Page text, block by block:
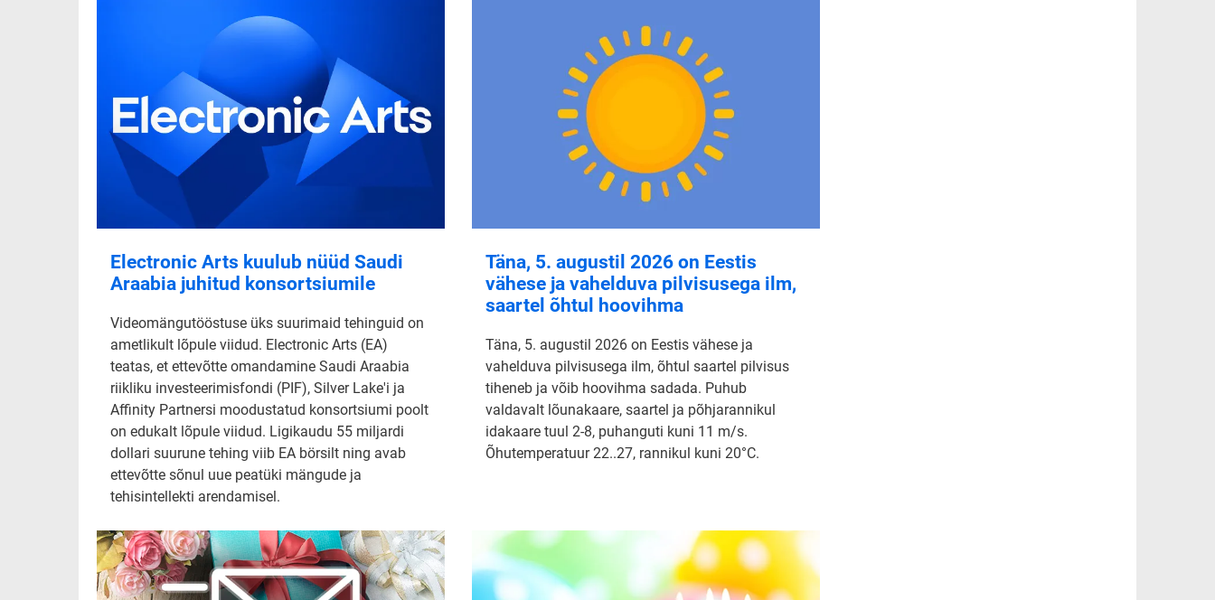
Electronic Arts kuulub nüüd Saudi
Araabia juhitud konsortsiumile
Videomängutööstuse üks suurimaid tehinguid on
ametlikult lõpule viidud. Electronic Arts (EA)
teatas, et ettevõtte omandamine Saudi Araabia
riikliku investeerimisfondi (PIF), Silver Lake'i ja
Affinity Partnersi moodustatud konsortsiumi poolt
on edukalt lõpule viidud. Ligikaudu 55 miljardi
dollari suurune tehing viib EA börsilt ning avab
ettevõtte sõnul uue peatüki mängude ja
tehisintellekti arendamisel.
Täna, 5. augustil 2026 on Eestis
vähese ja vahelduva pilvisusega ilm,
saartel õhtul hoovihma
Täna, 5. augustil 2026 on Eestis vähese ja
vahelduva pilvisusega ilm, õhtul saartel pilvisus
tiheneb ja võib hoovihma sadada. Puhub
valdavalt lõunakaare, saartel ja põhjarannikul
idakaare tuul 2-8, puhanguti kuni 11 m/s.
Õhutemperatuur 22..27, rannikul kuni 20°C.